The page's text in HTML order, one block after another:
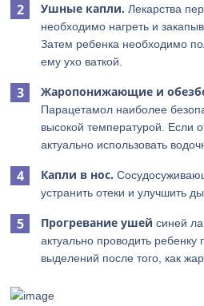
Ушные капли. Лекарства
необходимо нагреть и
Затем ребенка необходимо
ему ухо ваткой.
Жаропонижающие и
Парацетамол наиболее
высокой температурой. Если
актуально использовать
Капли в нос.
устранить отеки и улучшить
Прогревание ушейсиней
актуально проводить ребенку
выделений после того, как